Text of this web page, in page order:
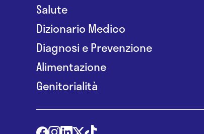
Salute
Dizionario Medico
Diagnosi e Prevenzione
Alimentazione
Genitorialità